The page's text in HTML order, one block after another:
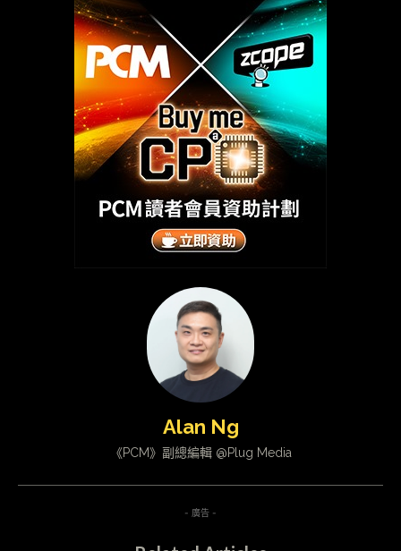
Alan Ng
《PCM》副總編輯 @Plug Media
- 廣告 -